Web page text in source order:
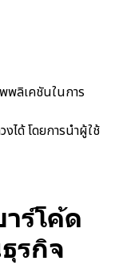
พลิเคชันในการ
ได้ โดยการนำผู้ใช้
ร์โค้ด
รกิจ